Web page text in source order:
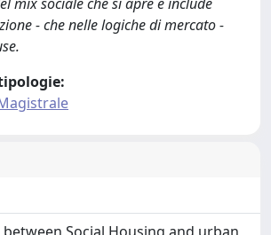
- che nelle logiche di mercato -